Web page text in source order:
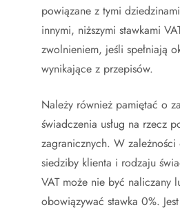
powiązane z tymi
innymi, niższymi stawkami
zwolnieniem, jeśli spełniają
wynikające z przepisów.
Należy również pamiętać o
świadczenia usług na rzecz
zagranicznych. W zależności
siedziby klienta i rodzaju
VAT może nie być naliczany
obowiązywać stawka 0%.